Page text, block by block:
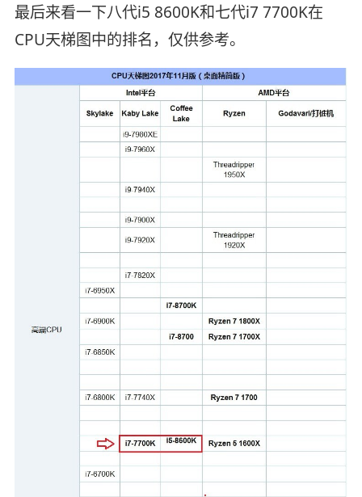
最后来看一下八代i5 8600K和七代i7 7700K在
CPU天梯图中的排名，仅供参考。